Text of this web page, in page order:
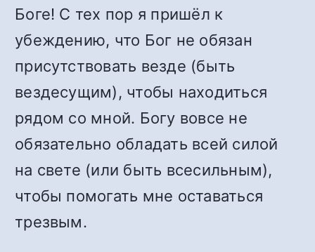
Боге! С тех пор я пришёл к
убеждению, что Бог не обязан
присутствовать везде (быть
вездесущим), чтобы находиться
рядом со мной. Богу вовсе не
обязательно обладать всей силой
на свете (или быть всесильным),
чтобы помогать мне оставаться
трезвым.